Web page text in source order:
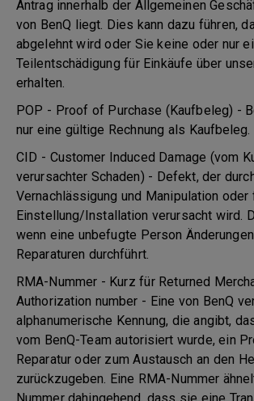
Antrag innerhalb der Allgemeinen
von BenQ liegt. Dies kann dazu führen,
abgelehnt wird oder Sie keine oder nur
Teilentschädigung für Einkäufe über
erhalten.
POP - Proof of Purchase (Kaufbeleg) -
nur eine gültige Rechnung als Kaufbeleg.
CID - Customer Induced Damage (vom
verursachter Schaden) - Defekt, der
Vernachlässigung und Manipulation oder
Einstellung/Installation verursacht wird.
wenn eine unbefugte Person
Reparaturen durchführt.
RMA-Nummer - Kurz für Returned
Authorization number - Eine von BenQ
alphanumerische Kennung, die angibt,
vom BenQ-Team autorisiert wurde, ein
Reparatur oder zum Austausch an den
zurückzugeben. Eine RMA-Nummer